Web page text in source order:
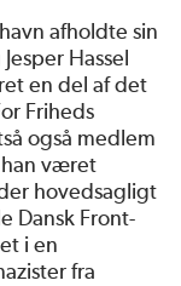
afholdte sin
Hassel
en del af det
Friheds
også medlem
været
hovedsagligt
Dansk Front-
i en
fra